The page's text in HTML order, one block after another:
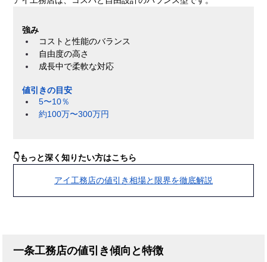
強み
コストと性能のバランス
自由度の高さ
成長中で柔軟な対応
値引きの目安
5〜10％
約100万〜300万円
👇もっと深く知りたい方はこちら
アイ工務店の値引き相場と限界を徹底解説
一条工務店の値引き傾向と特徴